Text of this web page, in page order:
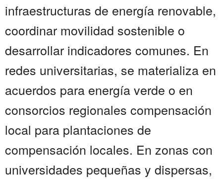
infraestructuras de energía renovable,
coordinar movilidad sostenible o
desarrollar indicadores comunes. En
redes universitarias, se materializa en
acuerdos para energía verde o en
consorcios regionales compensación
local para plantaciones de
compensación locales. En zonas con
universidades pequeñas y dispersas,